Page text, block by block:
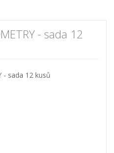
- sada 12